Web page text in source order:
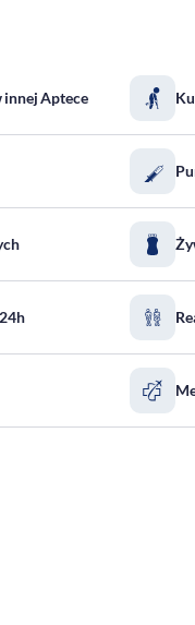
innej Aptece